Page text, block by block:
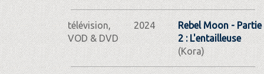
télévision,
VOD & DVD
2024
Rebel Moon - Partie
2 : L'entailleuse
(Kora)